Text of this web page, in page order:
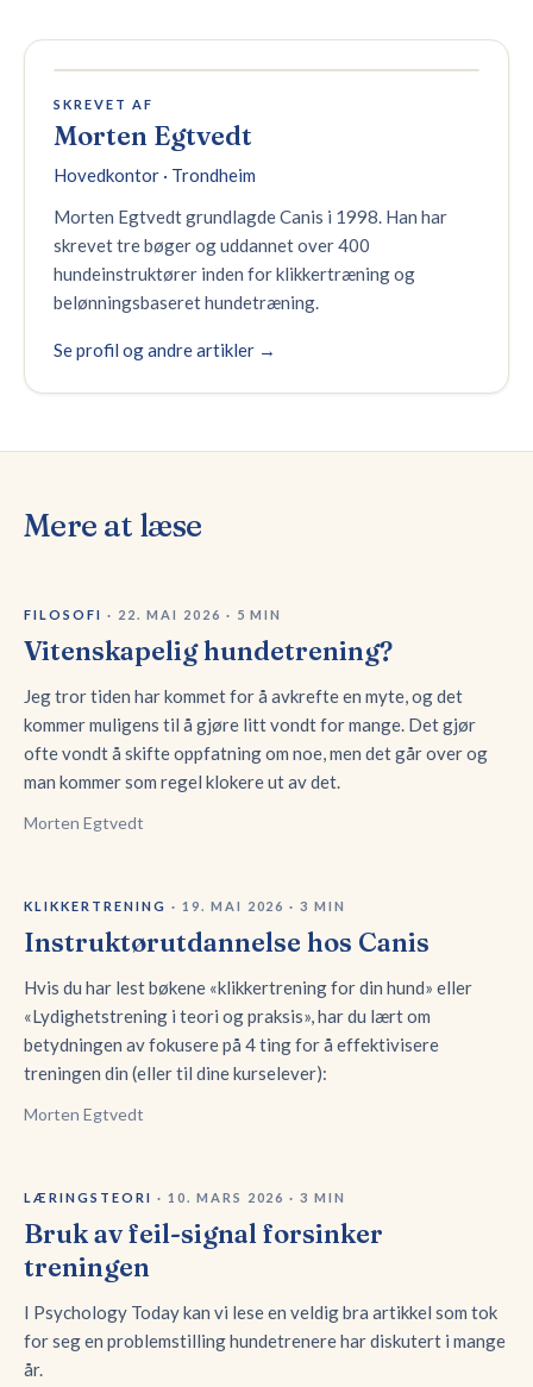
SKREVET AF
Morten Egtvedt
Hovedkontor · Trondheim
Morten Egtvedt grundlagde Canis i 1998. Han har
skrevet tre bøger og uddannet over 400
hundeinstruktører inden for klikkertræning og
belønningsbaseret hundetræning.
Se profil og andre artikler →
Mere at læse
FILOSOFI · 22. MAI 2026 · 5 MIN
Vitenskapelig hundetrening?
Jeg tror tiden har kommet for å avkrefte en myte, og det
kommer muligens til å gjøre litt vondt for mange. Det gjør
ofte vondt å skifte oppfatning om noe, men det går over og
man kommer som regel klokere ut av det.
Morten Egtvedt
KLIKKERTRENING · 19. MAI 2026 ·3 MIN
Instruktørutdannelse hos Canis
Hvis du har lest bøkene «klikkertrening for din hund» eller
«Lydighetstrening i teori og praksis», har du lært om
betydningen av fokusere på 4 ting for å effektivisere
treningen din (eller til dine kurselever):
Morten Egtvedt
LÆRINGSTEORI · 10. MARS 2026 ·3 MIN
Bruk av feil-signal forsinker
treningen
I Psychology Today kan vi lese en veldig bra artikkel som tok
for seg en problemstilling hundetrenere har diskutert i mange
år.